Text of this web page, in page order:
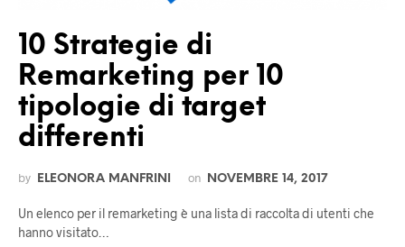
10 Strategie di
Remarketing per 10
tipologie di target
differenti
by ELEONORA MANFRINI on NOVEMBRE 14, 2017
Un elenco per il remarketing è una lista di raccolta di utenti che
hanno visitato…